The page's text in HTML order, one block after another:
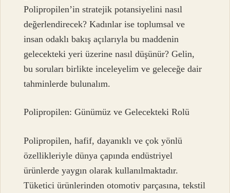
Polipropilen’in stratejik potansiyelini nasıl
değerlendirecek? Kadınlar ise toplumsal ve
insan odaklı bakış açılarıyla bu maddenin
gelecekteki yeri üzerine nasıl düşünür? Gelin,
bu soruları birlikte inceleyelim ve geleceğe dair
tahminlerde bulunalım.
Polipropilen: Günümüz ve Gelecekteki Rolü
Polipropilen, hafif, dayanıklı ve çok yönlü
özellikleriyle dünya çapında endüstriyel
ürünlerde yaygın olarak kullanılmaktadır.
Tüketici ürünlerinden otomotiv parçasına, tekstil